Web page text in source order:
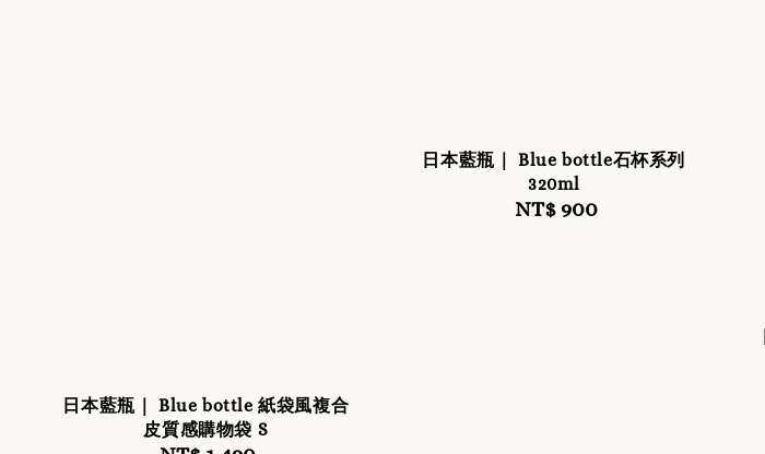
日本藍瓶｜ Blue bottle 紙袋風複合
皮質感購物袋 S
日本藍瓶｜ Blue bottle石杯系列
320ml
Regular
NT$ 900